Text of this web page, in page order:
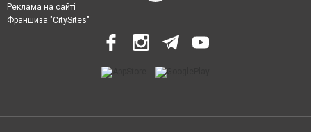
Реклама на сайті
Франшиза "CitySites"